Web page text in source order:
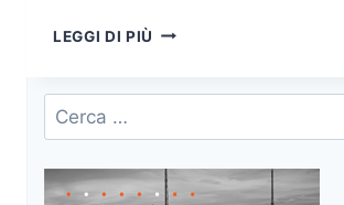
LEGGI DI PIÙ SVOLGIMENTO
IN
SVILUPPO
DEL
Ricerca
per: